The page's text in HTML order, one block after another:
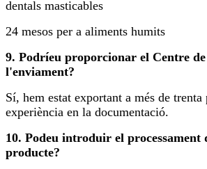
dentals masticables
24 mesos per a aliments humits
9. Podríeu proporcionar el Centre
l'enviament?
Sí, hem estat exportant a més de
experiència en la documentació.
10. Podeu introduir el processament
producte?